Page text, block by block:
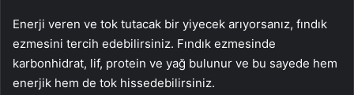
Enerji veren ve tok tutacak bir yiyecek arıyorsanız, fındık
ezmesini tercih edebilirsiniz. Fındık ezmesinde
karbonhidrat, lif, protein ve yağ bulunur ve bu sayede hem
enerjik hem de tok hissedebilirsiniz.